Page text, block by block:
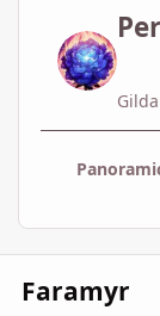
Faramyr